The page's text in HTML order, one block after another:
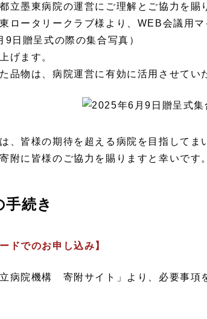
立墨東病院の運営にご理解とご協力を賜
ロータリークラブ様より、WEB会議用
9日贈呈式の際の集合写真）
げます。
品物は、病院運営に有効に活用させてい
、皆様の期待を超える病院を目指してま
附に皆様のご協力を賜りますと幸いです。
手続き
ドでのお申し込み】
病院機構 寄附サイト」より、必要事項